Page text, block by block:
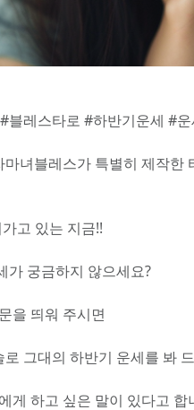
블레스타로 #하반기운세 #운
녀블레스가 특별히 제작한
고 있는 지금!!
가 궁금하지 않으세요?
을 띄워 주시면
그대의 하반기 운세를 봐
게 하고 싶은 말이 있다고 합